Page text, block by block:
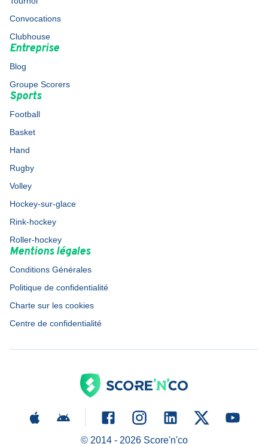
Convocations
Clubhouse
Entreprise
Blog
Groupe Scorers
Sports
Football
Basket
Hand
Rugby
Volley
Hockey-sur-glace
Rink-hockey
Roller-hockey
Mentions légales
Conditions Générales
Politique de confidentialité
Charte sur les cookies
Centre de confidentialité
© 2014 - 2026Score'n'co